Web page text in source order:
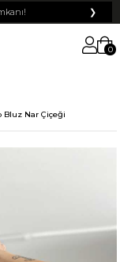
❯
0
Bluz Nar Çiçeği